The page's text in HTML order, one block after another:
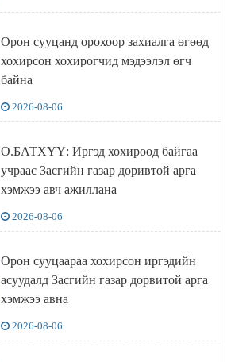
Орон сууцанд орохоор захиалга өгөөд
хохирсон хохирогчид мэдээлэл өгч
байна
2026-08-06
О.БАТХҮҮ: Иргэд хохироод байгаа
учраас Засгийн газар доривтой арга
хэмжээ авч ажиллана
2026-08-06
Орон сууцаараа хохирсон иргэдийн
асуудалд Засгийн газар дорвитой арга
хэмжээ авна
2026-08-06